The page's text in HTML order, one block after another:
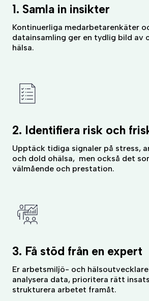
1. Samla in insikter
Kontinuerliga medarbetarenkäter
datainsamling ger en tydlig bild av
hälsa.
2. Identifiera risk och
Upptäck tidiga signaler på stress,
och dold ohälsa, men också det
välmående och prestation.
3. Få stöd från en expert
Er arbetsmiljö- och
analysera data, prioritera rätt
strukturera arbetet framåt.